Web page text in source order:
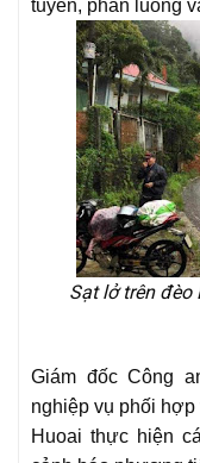
tuyến, phân luồng
Sạt lở trên đèo
Giám đốc Công
nghiệp vụ phối
Huoai thực hiện